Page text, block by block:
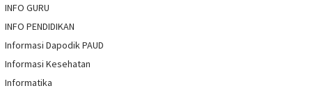
INFO GURU
INFO PENDIDIKAN
Informasi Dapodik PAUD
Informasi Kesehatan
Informatika